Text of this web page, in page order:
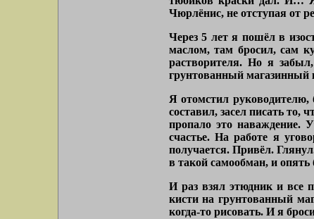
Чюрлёнис, не отступая от
Через 5 лет я пошёл в
маслом, там бросил, сам
растворителя. Но я
грунтованный магазинный
Я отомстил
составил, засел писать то,
пропало это
счастье. На работе я
получается. Привёл.
в такой самообман, и опять
И раз взял этюдник и все
кисти на грунтованный
когда-то рисовать. И я